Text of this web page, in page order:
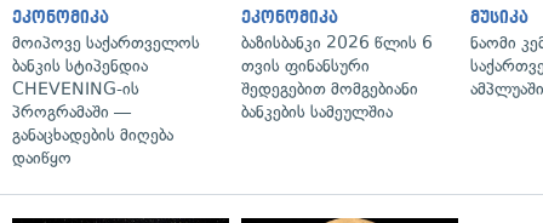
ეკონომიკა
მოიპოვე საქართველოს
ბანკის სტიპენდია
CHEVENING-ის
პროგრამაში —
განაცხადების მიღება
დაიწყო
ეკონომიკა
ბაზისბანკი 2026 წლის 6
თვის ფინანსური
შედეგებით მომგებიანი
ბანკების სამეულშია
მუსიკა
ნაომი